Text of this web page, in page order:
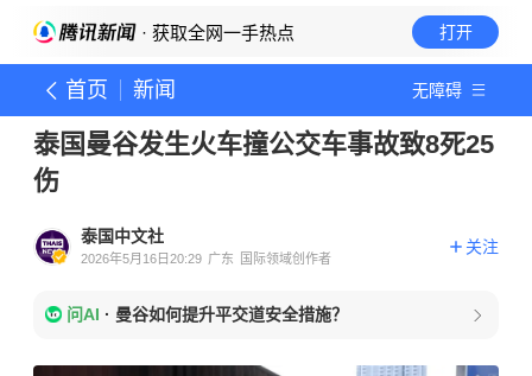
· 获取全网一手热点 打开
首页 新闻 无障碍
泰国曼谷发生火车撞公交车事故致8死25
伤
泰国中文社
2026年5月16日20:29 广东 国际领域创作者
关注
问AI · 曼谷如何提升平交道安全措施？